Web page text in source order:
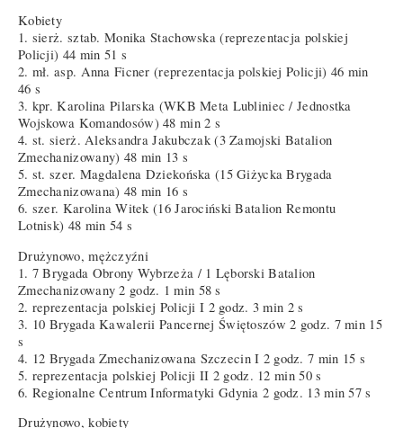
Kobiety
1. sierż. sztab. Monika Stachowska (reprezentacja polskiej
Policji) 44 min 51 s
2. mł. asp. Anna Ficner (reprezentacja polskiej Policji) 46 min
46 s
3. kpr. Karolina Pilarska (WKB Meta Lubliniec / Jednostka
Wojskowa Komandosów) 48 min 2 s
4. st. sierż. Aleksandra Jakubczak (3 Zamojski Batalion
Zmechanizowany) 48 min 13 s
5. st. szer. Magdalena Dziekońska (15 Giżycka Brygada
Zmechanizowana) 48 min 16 s
6. szer. Karolina Witek (16 Jarociński Batalion Remontu
Lotnisk) 48 min 54 s
Drużynowo, mężczyźni
1. 7 Brygada Obrony Wybrzeża / 1 Lęborski Batalion
Zmechanizowany 2 godz. 1 min 58 s
2. reprezentacja polskiej Policji I 2 godz. 3 min 2 s
3. 10 Brygada Kawalerii Pancernej Świętoszów 2 godz. 7 min 15
s
4. 12 Brygada Zmechanizowana Szczecin I 2 godz. 7 min 15 s
5. reprezentacja polskiej Policji II 2 godz. 12 min 50 s
6. Regionalne Centrum Informatyki Gdynia 2 godz. 13 min 57 s
Drużynowo, kobiety